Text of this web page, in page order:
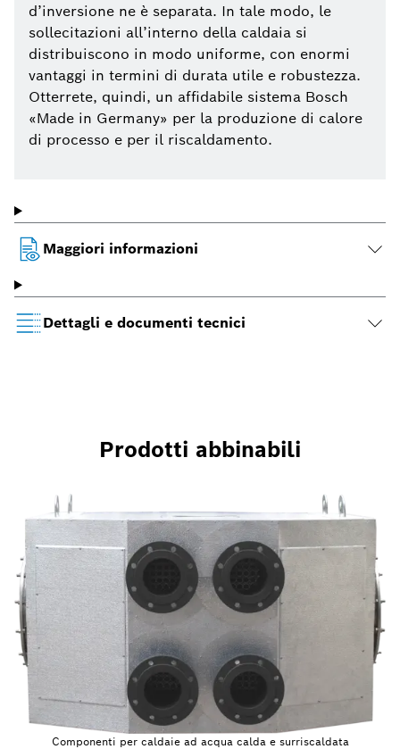
d’inversione ne è separata. In tale modo, le
sollecitazioni all’interno della caldaia si
distribuiscono in modo uniforme, con enormi
vantaggi in termini di durata utile e robustezza.
Otterrete, quindi, un affidabile sistema Bosch
«Made in Germany» per la produzione di calore
di processo e per il riscaldamento.
Maggiori informazioni
Dettagli e documenti tecnici
Prodotti abbinabili
Componenti per caldaie ad acqua calda e surriscaldata